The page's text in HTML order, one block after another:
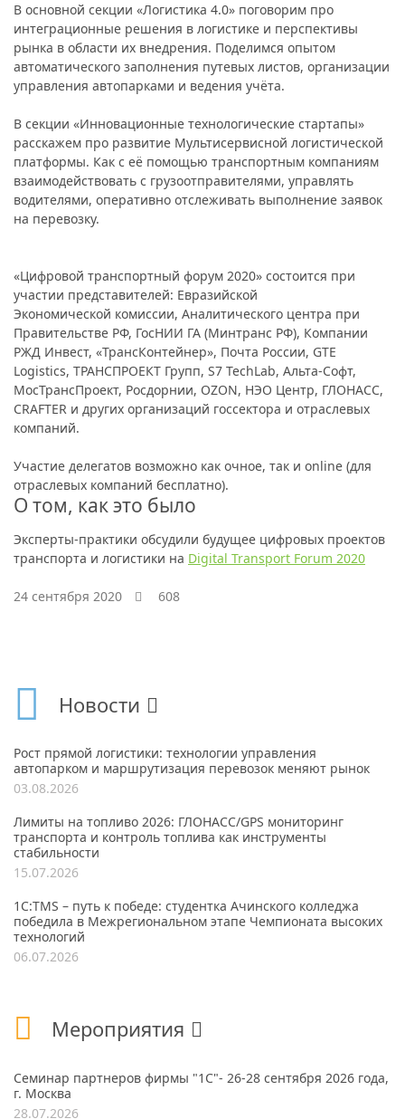
В основной секции «Логистика 4.0» поговорим про
интеграционные решения в логистике и перспективы
рынка в области их внедрения. Поделимся опытом
автоматического заполнения путевых листов, организации
управления автопарками и ведения учёта.
В секции «Инновационные технологические стартапы»
расскажем про развитие Мультисервисной логистической
платформы. Как с её помощью транспортным компаниям
взаимодействовать с грузоотправителями, управлять
водителями, оперативно отслеживать выполнение заявок
на перевозку.
«Цифровой транспортный форум 2020» состоится при
участии представителей: Евразийской
Экономической комиссии, Аналитического центра при
Правительстве РФ, ГосНИИ ГА (Минтранс РФ), Компании
РЖД Инвест, «ТрансКонтейнер», Почта России, GTE
Logistics, ТРАНСПРОЕКТ Групп, S7 TechLab, Альта-Софт,
МосТрансПроект, Росдорнии, OZON, НЭО Центр, ГЛОНАСС,
CRAFTER и других организаций госсектора и отраслевых
компаний.
Участие делегатов возможно как очное, так и online (для
отраслевых компаний бесплатно).
О том, как это было
Эксперты-практики обсудили будущее цифровых проектов
транспорта и логистики на Digital Transport Forum 2020
24 сентября 2020 608
Новости
Рост прямой логистики: технологии управления
автопарком и маршрутизация перевозок меняют рынок
03.08.2026
Лимиты на топливо 2026: ГЛОНАСС/GPS мониторинг
транспорта и контроль топлива как инструменты
стабильности
15.07.2026
1С:TMS – путь к победе: студентка Ачинского колледжа
победила в Межрегиональном этапе Чемпионата высоких
технологий
06.07.2026
Мероприятия
Семинар партнеров фирмы "1С"- 26-28 сентября 2026 года,
г. Москва
28.07.2026